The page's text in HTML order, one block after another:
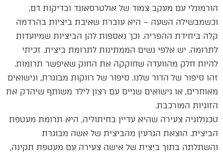
הורמונלי עם מעקב צמוד של אולטרסאונד ובדיקות דם,
וכשמבשילה השעה – היא עוברת שאיבת ביציות בהרדמה
קלה ביחידת ההפריה. וכך נאספות להן הביציות שמיועדות
לתרומה. יש אלפי נשים הממתינות לתרומת ביצית. זכיתי
להיות חלק מהוועדה שחוקקה את החוק שאיפשר תרומות.
זהו סיפור של הדור שלנו. סיפור של רווקות מבוגרת, ונישואים
מאוחרים, או נישואים שניים עם רצון לילד משותף שיהדק את
הזוגיות המורכבת.
טכנולוגיה צעירה שהיא עדיין בחיתוליה, היא תרומת מעטפת
הביצית. הוצאת הגרעין מהביצית של אשה מבוגרת
והשתלתה בתוך ביצית של אישה צעירה עם מעטפת תקינה,